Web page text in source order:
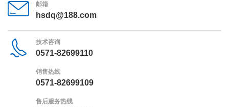
邮箱
hsdq@188.com
技术咨询
0571-82699110
销售热线
0571-82699109
售后服务热线